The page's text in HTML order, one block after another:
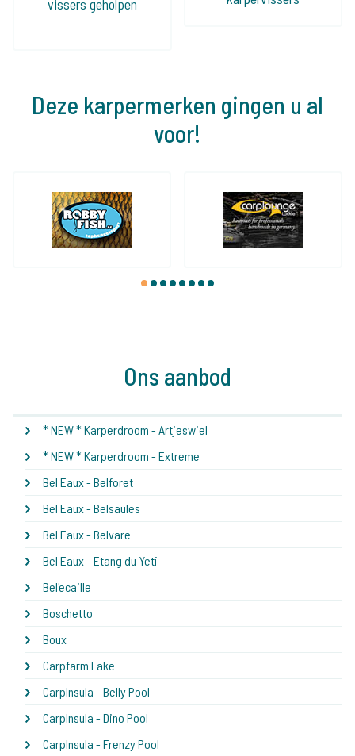
vissers geholpen
Deze karpermerken gingen u al
voor!
1 2 3 4 5 6 7 8
Ons aanbod
* NEW * Karperdroom - Artjeswiel
* NEW * Karperdroom - Extreme
Bel Eaux - Belforet
Bel Eaux - Belsaules
Bel Eaux - Belvare
Bel Eaux - Etang du Yeti
Bel'ecaille
Boschetto
Boux
Carpfarm Lake
CarpInsula - Belly Pool
CarpInsula - Dino Pool
CarpInsula - Frenzy Pool